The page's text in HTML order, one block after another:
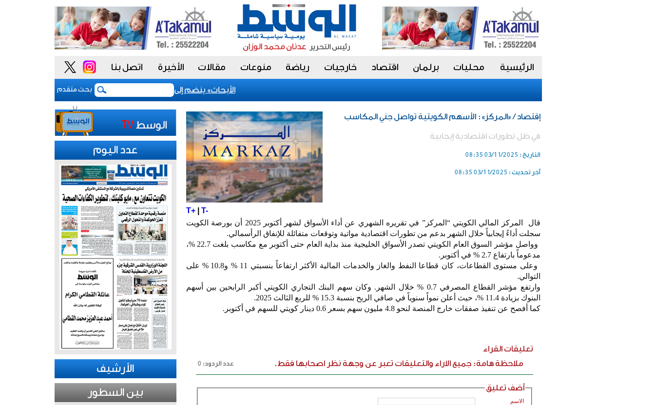
الرئيسية محليات برلمان اقتصاد خارجيات رياضة منوعات مقالات الأخيرة اتصل بنا
بحث متقدم
«الأبحاث» ينضم إلى مشروع «أداء» للسلوك الوظيفي لتعزيز «النزاهة
إقتصاد / «المركز»: الأسهم الكويتية تواصل جني المكاسب
في ظل تطورات اقتصادية إيجابية
التاريخ : 03/11/2025 08:35
آخر تحديث : 03/11/2025 08:35
T+| T-
قال المركز المالي الكويتي “المركز” في تقريره الشهري عن أداء الأسواق لشهر أكتوبر 2025 أن بورصة الكويت
سجلت أداءً إيجابياً خلال الشهر بدعم من تطورات اقتصادية مواتية وتوقعات متفائلة للإنفاق الرأسمالي.
وواصل مؤشر السوق العام الكويتي تصدر الأسواق الخليجية منذ بداية العام حتى أكتوبر مع مكاسب بلغت 22.7 %،
مدعوماً بارتفاع 2.7 % في أكتوبر.
وعلى مستوى القطاعات، كان قطاعا النفط والغاز والخدمات المالية الأكثر ارتفاعاً بنسبتي 11 % و10.8 % على
التوالي.
وارتفع مؤشر القطاع المصرفي 0.7 % خلال الشهر. وكان سهم البنك التجاري الكويتي أكبر الرابحين بين أسهم
البنوك بزيادة 11.4 %، حيث أعلن نمواً سنوياً في صافي الربح بنسبة 15.3 % للربع الثالث 2025.
كما أفصح عن تنفيذ صفقات خارج المنصة لنحو 4.8 مليون سهم بسعر 0.6 دينار كويتي للسهم في أكتوبر.
تعليقات القراء
ملاحظة هامة: جميع الاراء والتعليقات تعبر عن وجهة نظر اصحابها فقط.
عدد الردود: 0
أضف تعليق
الاسم
عدد اليوم
الأرشيف
بين السطور